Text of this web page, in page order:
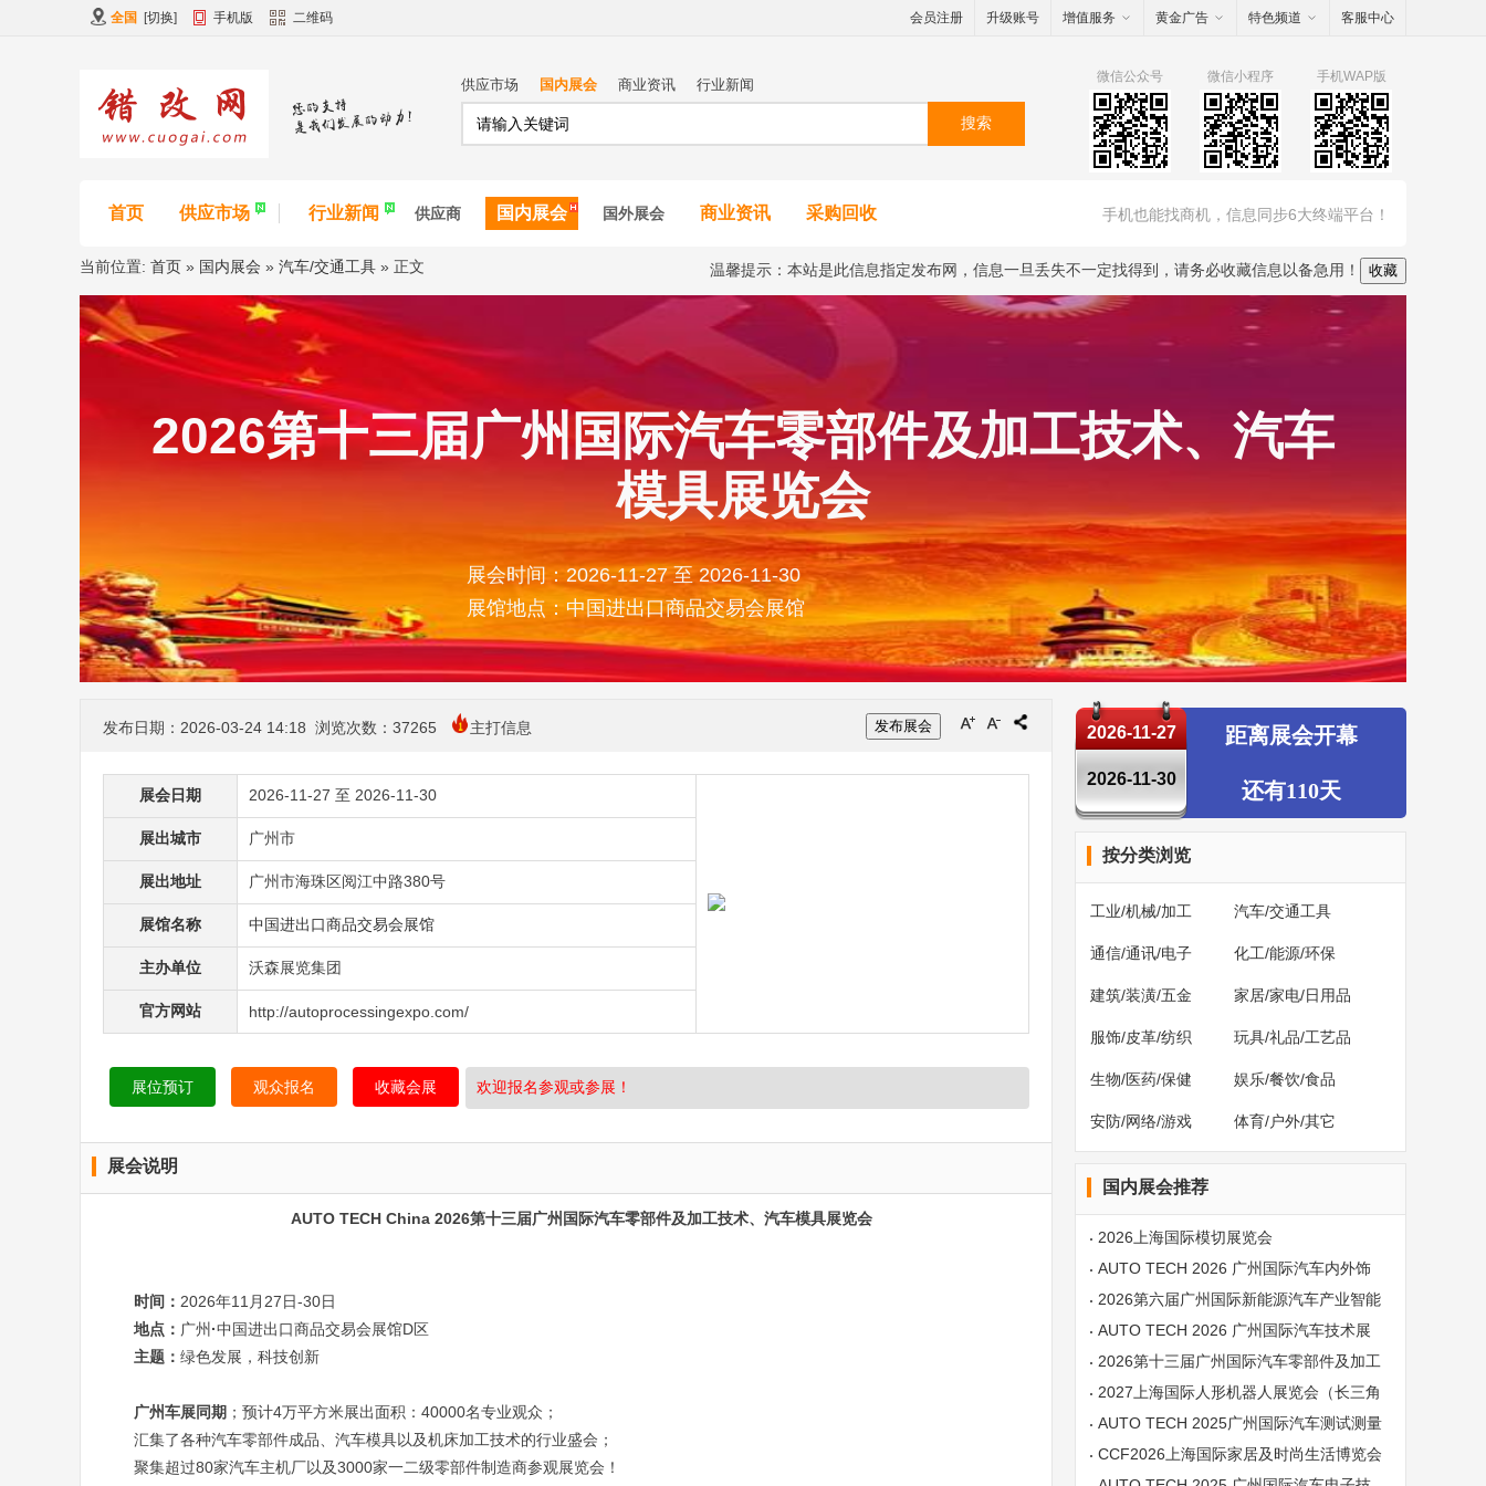
全国 [切换] 手机版 二维码 会员注册 升级账号 增值服务 黄金广告 特色频道 客服中心
供应市场 国内展会 商业资讯 行业新闻
搜索
手机WAP版
手机也能找商机，信息同步6大终端平台！
微信小程序
微信公众号
首页 供应市场 行业新闻 供应商 国内展会 国外展会 商业资讯 采购回收
当前位置: 首页 » 国内展会 » 汽车/交通工具 » 正文 温馨提示：本站是此信息指定发布网，信息一旦丢失不一定找得到，请务必收藏信息以备急用！ 收藏
2026第十三届广州国际汽车零部件及加工技术、汽车
模具展览会
展会时间：2026-11-27 至 2026-11-30
展馆地点：中国进出口商品交易会展馆
发布展会
发布日期：2026-03-24 14:18 浏览次数： 37265 主打信息
展会日期 2026-11-27 至 2026-11-30
展出城市 广州市
展出地址 广州市海珠区阅江中路380号
展馆名称 中国进出口商品交易会展馆
主办单位 沃森展览集团
官方网站 http://autoprocessingexpo.com/
展位预订 观众报名 收藏会展 欢迎报名参观或参展！
展会说明
AUTO TECH China 2026第十三届广州国际汽车零部件及加工技术、汽车模具展览会
时间： 2026年11月27日-30日
地点： 广州 ·中国进出口商品交易会展馆D区
主题： 绿色发展，科技创新
广州车展同期 ；预计4万平方米展出面积：40000名专业观众；
汇集了各种汽车零部件成品、汽车模具以及机床加工技术的行业盛会；
聚集超过80家汽车主机厂以及3000家一二级零部件制造商参观展览会！
2026-11-27
2026-11-30
距离展会开幕
还有110天
按分类浏览
工业/机械/加工 汽车/交通工具
通信/通讯/电子 化工/能源/环保
建筑/装潢/五金 家居/家电/日用品
服饰/皮革/纺织 玩具/礼品/工艺品
生物/医药/保健 娱乐/餐饮/食品
安防/网络/游戏 体育/户外/其它
国内展会推荐
2026上海国际模切展览会
AUTO TECH 2026 广州国际汽车内外饰
技术展览会
2026第六届广州国际新能源汽车产业智能
制造技术展览会
AUTO TECH 2026 广州国际汽车技术展
览会
2026第十三届广州国际汽车零部件及加工
技术、汽车模具展览会
2027上海国际人形机器人展览会（长三角
机器人展）
AUTO TECH 2025广州国际汽车测试测量
技术展览会
CCF2026上海国际家居及时尚生活博览会